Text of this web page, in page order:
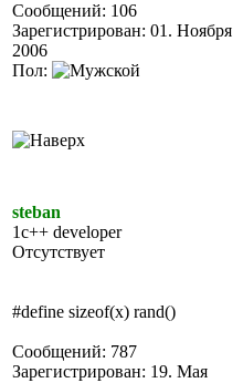
Сообщений: 106
Зарегистрирован: 01. Ноября
2006
Пол:
steban
1c++ developer
Отсутствует
#define sizeof(x) rand()
Сообщений: 787
Зарегистрирован: 19. Мая